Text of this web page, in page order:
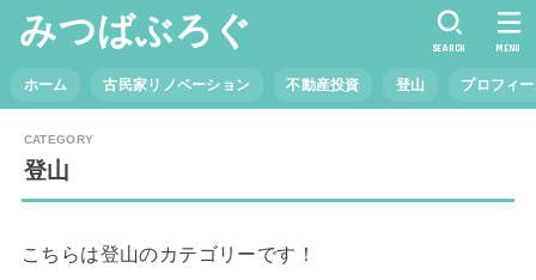
みつばぶろぐ
ホーム 古民家リノベーション 不動産投資 登山 プロフィ
SEARCH MENU
登山
こちらは登山のカテゴリーです！